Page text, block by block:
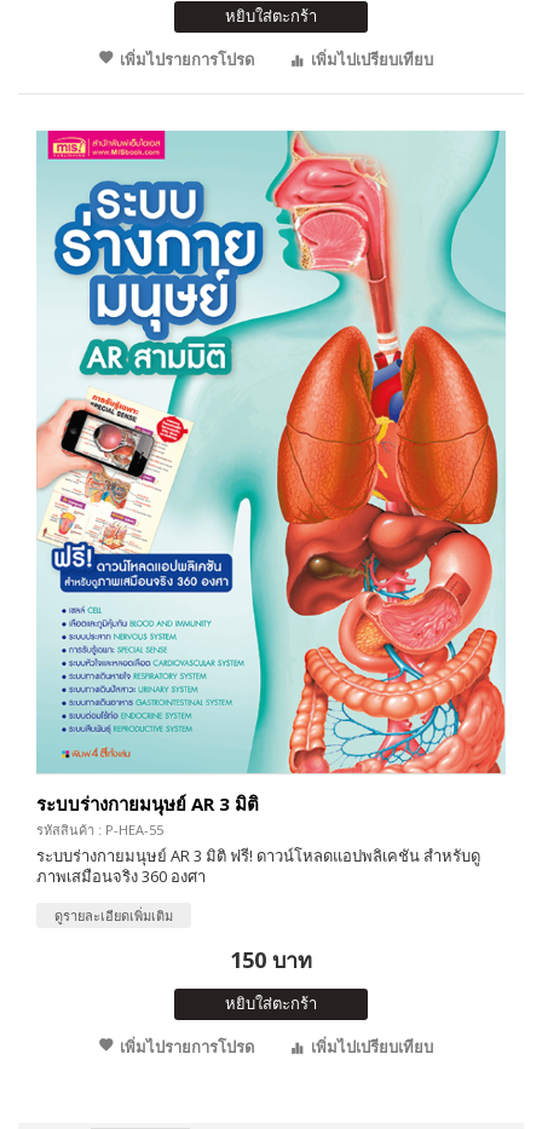
หยิบใส่ตะกร้า
เพิ่มไปรายการโปรด
เพิ่มไปเปรียบเทียบ
ระบบร่างกายมนุษย์ AR 3 มิติ
รหัสสินค้า : P-HEA-55
ระบบร่างกายมนุษย์ AR 3 มิติ ฟรี! ดาวน์โหลดแอปพลิเคชัน สำหรับดู
ภาพเสมือนจริง 360 องศา
ดูรายละเอียดเพิ่มเติม
150 บาท
หยิบใส่ตะกร้า
เพิ่มไปรายการโปรด
เพิ่มไปเปรียบเทียบ